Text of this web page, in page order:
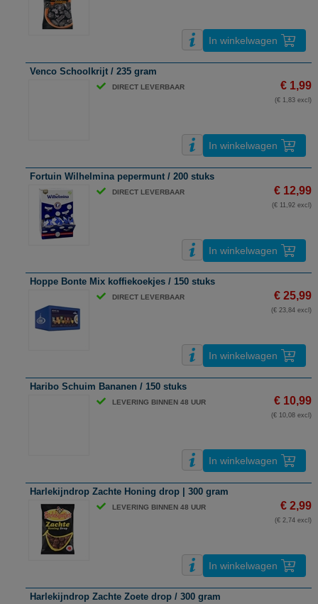
In winkelwagen
Venco Schoolkrijt / 235 gram
DIRECT LEVERBAAR € 1,99
(€ 1,83 excl)
In winkelwagen
Fortuin Wilhelmina pepermunt / 200 stuks
DIRECT LEVERBAAR € 12,99
(€ 11,92 excl)
In winkelwagen
Hoppe Bonte Mix koffiekoekjes / 150 stuks
DIRECT LEVERBAAR € 25,99
(€ 23,84 excl)
In winkelwagen
Haribo Schuim Bananen / 150 stuks
LEVERING BINNEN 48 UUR € 10,99
(€ 10,08 excl)
In winkelwagen
Harlekijndrop Zachte Honing drop | 300 gram
LEVERING BINNEN 48 UUR € 2,99
(€ 2,74 excl)
In winkelwagen
Harlekijndrop Zachte Zoete drop / 300 gram